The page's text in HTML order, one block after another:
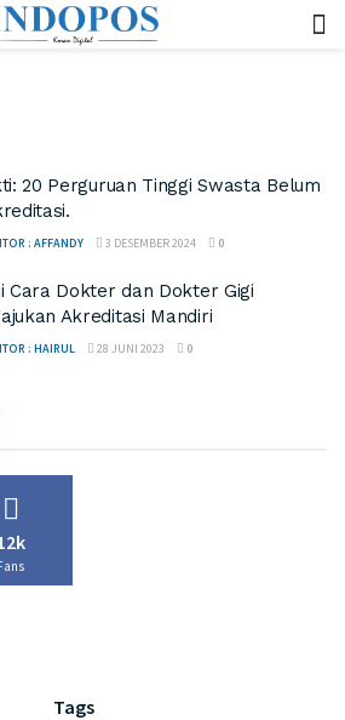
20 Perguruan Tinggi Swasta Belum
: AFFANDY 3 DESEMBER 2024 0
Cara Dokter dan Dokter Gigi
Akreditasi Mandiri
: HAIRUL 28 JUNI 2023 0
Tags